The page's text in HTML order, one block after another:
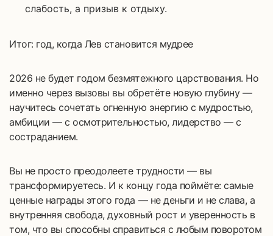
слабость, а призыв к отдыху.
Итог: год, когда Лев становится мудрее
2026 не будет годом безмятежного царствования. Но
именно через вызовы вы обретёте новую глубину —
научитесь сочетать огненную энергию с мудростью,
амбиции — с осмотрительностью, лидерство — с
состраданием.
Вы не просто преодолеете трудности — вы
трансформируетесь. И к концу года поймёте: самые
ценные награды этого года — не деньги и не слава, а
внутренняя свобода, духовный рост и уверенность в
том, что вы способны справиться с любым поворотом